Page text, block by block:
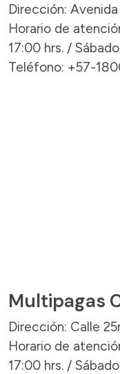
Dirección:
Horario de
17:00 hrs. /
Teléfono: +57-
Multipagas
Dirección: Calle
Horario de
17:00 hrs. /